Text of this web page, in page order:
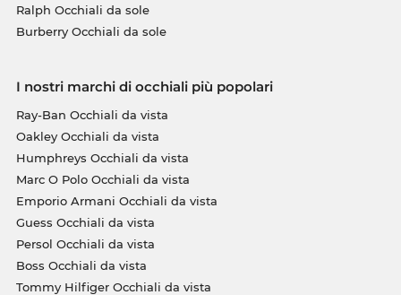
Ralph Occhiali da sole
Burberry Occhiali da sole
I nostri marchi di occhiali più popolari
Ray-Ban Occhiali da vista
Oakley Occhiali da vista
Humphreys Occhiali da vista
Marc O Polo Occhiali da vista
Emporio Armani Occhiali da vista
Guess Occhiali da vista
Persol Occhiali da vista
Boss Occhiali da vista
Tommy Hilfiger Occhiali da vista